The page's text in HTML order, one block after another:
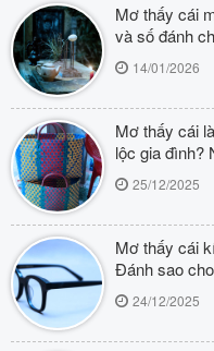
Mơ thấy cái
và số đánh
14/01/2026
Mơ thấy cái
lộc gia đình?
25/12/2025
Mơ thấy cái
Đánh sao
24/12/2025